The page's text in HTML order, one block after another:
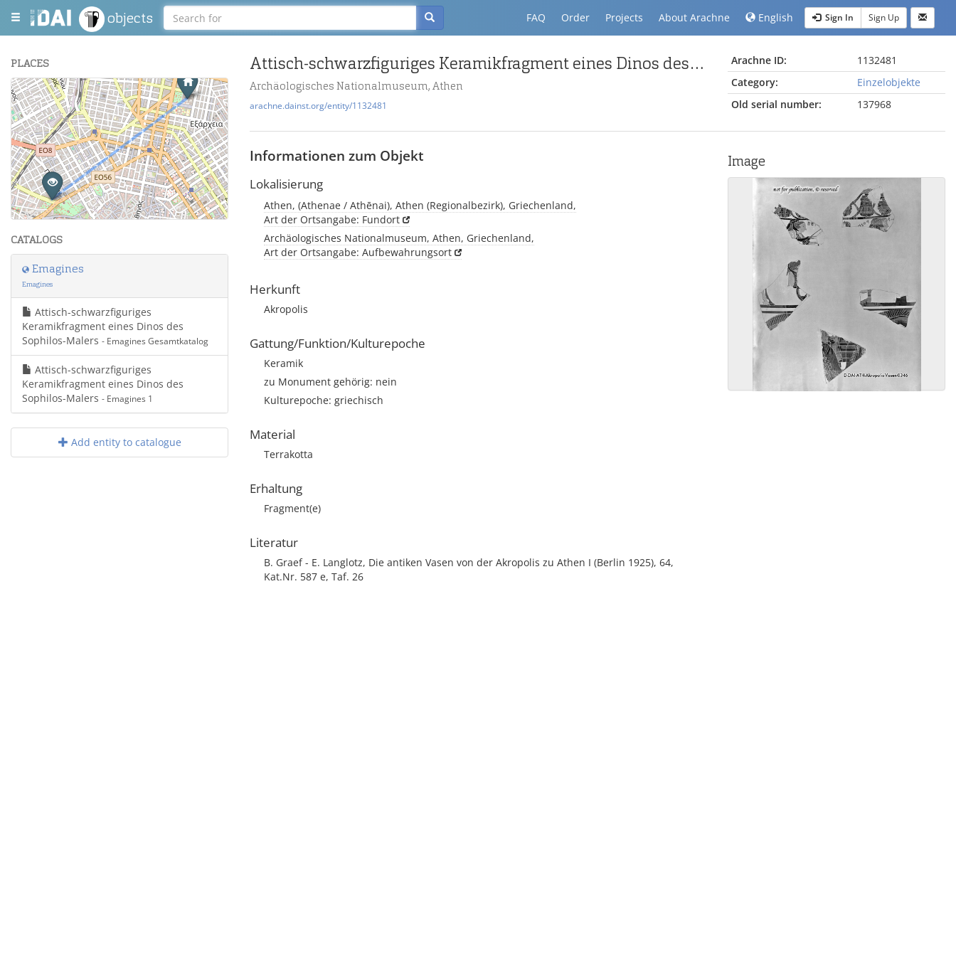
objects FAQ Order Projects About Arachne English Sign In Sign Up
PLACES
+
−
Leaflet| Maps and Data ©OpenStreetMap.
CATALOGS
Emagines
Emagines
Attisch-schwarzfiguriges
Keramikfragment eines Dinos des
Sophilos-Malers - Emagines Gesamtkatalog
Attisch-schwarzfiguriges
Keramikfragment eines Dinos des
Sophilos-Malers - Emagines 1
Add entity to catalogue
Attisch-schwarzfiguriges Keramikfragment eines Dinos des Sophilos-Malers
Archäologisches Nationalmuseum, Athen
arachne.dainst.org/entity/1132481
Arachne ID:
1132481
Category:
Einzelobjekte
Old serial number:
137968
Informationen zum Objekt
Lokalisierung
Athen, (Athenae / Athēnai), Athen (Regionalbezirk), Griechenland,
Art der Ortsangabe: Fundort
Archäologisches Nationalmuseum, Athen, Griechenland,
Art der Ortsangabe: Aufbewahrungsort
Herkunft
Akropolis
Gattung/Funktion/Kulturepoche
Keramik
zu Monument gehörig: nein
Kulturepoche: griechisch
Material
Terrakotta
Erhaltung
Fragment(e)
Literatur
B. Graef - E. Langlotz, Die antiken Vasen von der Akropolis zu Athen I (Berlin 1925), 64,
Kat.Nr. 587 e, Taf. 26
Image